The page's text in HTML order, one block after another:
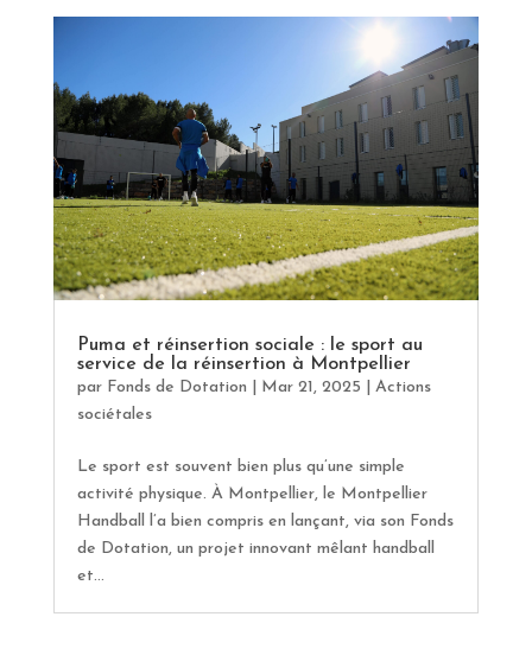
Puma et réinsertion sociale : le sport au
service de la réinsertion à Montpellier
par Fonds de Dotation Mar 21, 2025
Actions
sociétales
Le sport est souvent bien plus qu’une simple
activité physique. À Montpellier, le Montpellier
Handball l’a bien compris en lançant, via son Fonds
de Dotation, un projet innovant mêlant handball
et...